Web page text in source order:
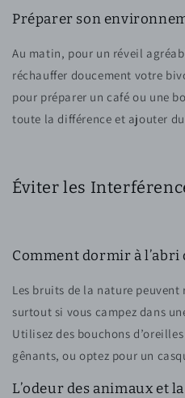
Préparer son
Au matin, pour un réveil
réchauffer doucement votre
pour préparer un café ou une
toute la différence et ajouter
Éviter les
Comment dormir à l’abri
Les bruits de la nature
surtout si vous campez dans
Utilisez des bouchons
gênants, ou optez pour un
L’odeur des animaux et